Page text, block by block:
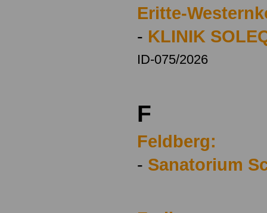
Eritte-
- KLINIK
ID-075/2026
F
Feldberg:
- Sanatorium